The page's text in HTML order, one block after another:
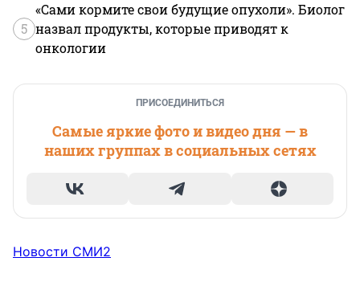
5
«Сами кормите свои будущие опухоли». Биолог
назвал продукты, которые приводят к
онкологии
ПРИСОЕДИНИТЬСЯ
Самые яркие фото и видео дня — в
наших группах в социальных сетях
Новости СМИ2